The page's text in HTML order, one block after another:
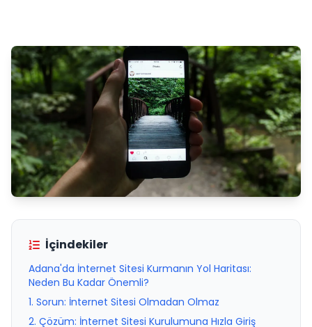
İçindekiler
Adana'da İnternet Sitesi Kurmanın Yol Haritası:
Neden Bu Kadar Önemli?
1. Sorun: İnternet Sitesi Olmadan Olmaz
2. Çözüm: İnternet Sitesi Kurulumuna Hızla Giriş